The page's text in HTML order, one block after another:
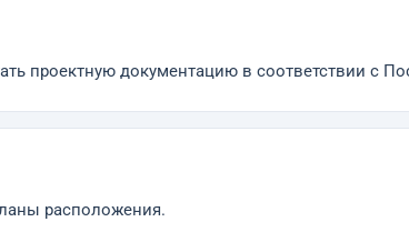
проектную документацию в соответствии с
расположения.